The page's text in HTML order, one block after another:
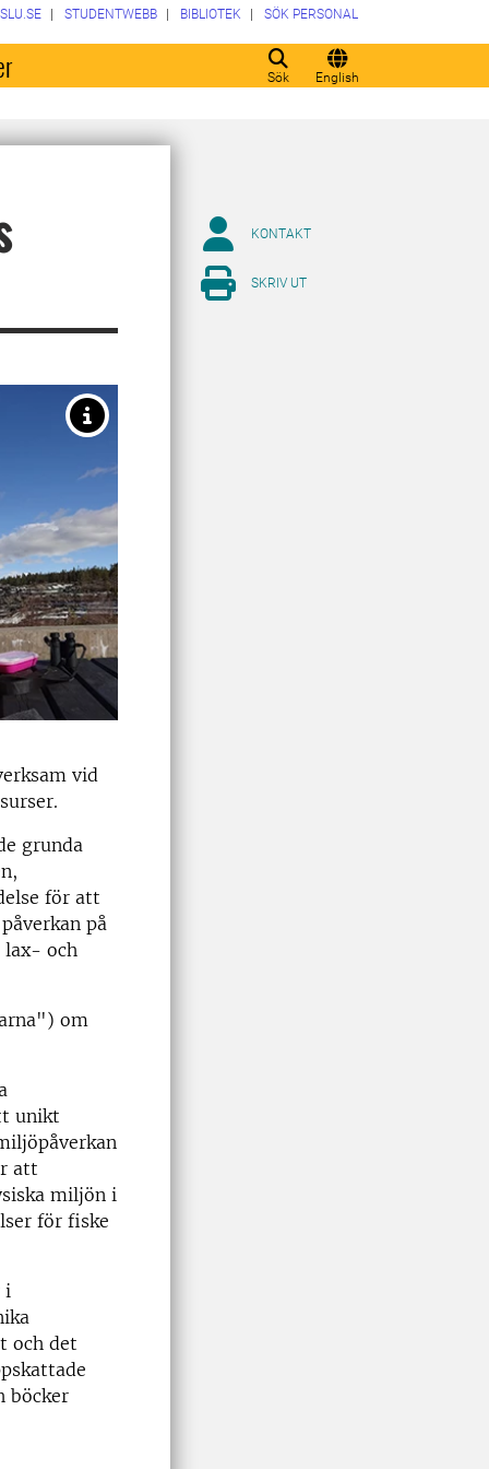
Sök English
SLU.SE STUDENTWEBB BIBLIOTEK SÖK PERSONAL
vid
grunda
för att
på
lax- och
om
unikt
att
miljön i
för fiske
i
och det
böcker
KONTAKT
SKRIV UT